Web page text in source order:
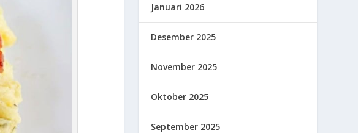
Januari 2026
Desember 2025
November 2025
Oktober 2025
September 2025